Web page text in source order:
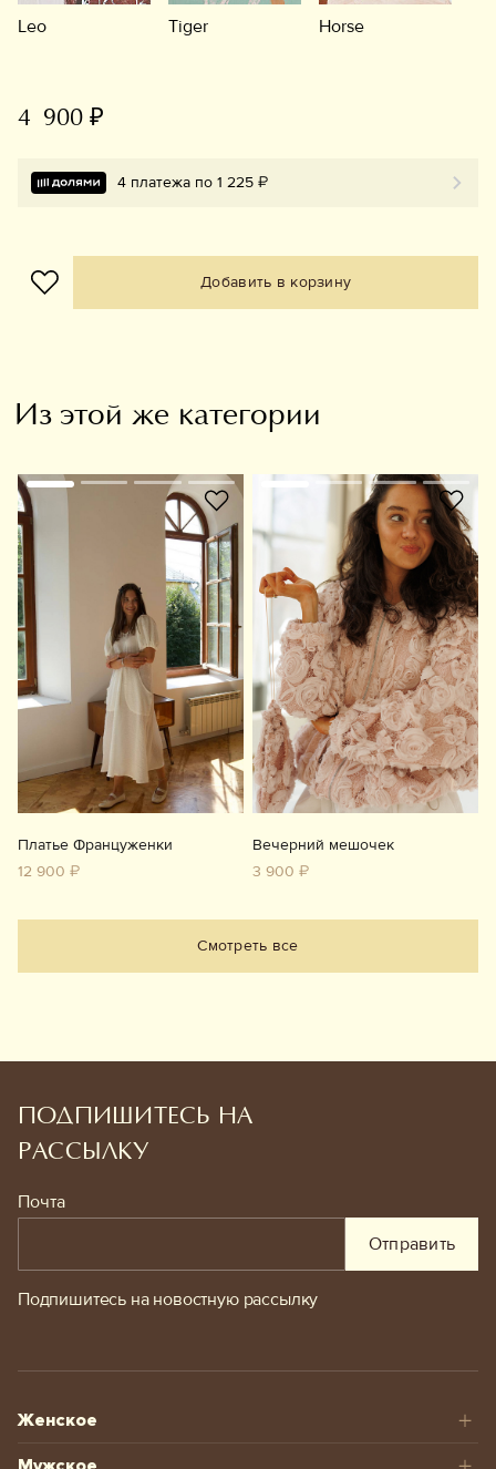
Leo Tiger Horse
4 900 ₽
4 платежа по 1 225 ₽
Добавить в корзину
Из этой же категории
Платье Француженки
12 900 ₽
Вечерний мешочек
3 900 ₽
Смотреть все
ПОДПИШИТЕСЬ НА
РАССЫЛКУ
Почта
Отправить
Подпишитесь на новостную рассылку
Женское